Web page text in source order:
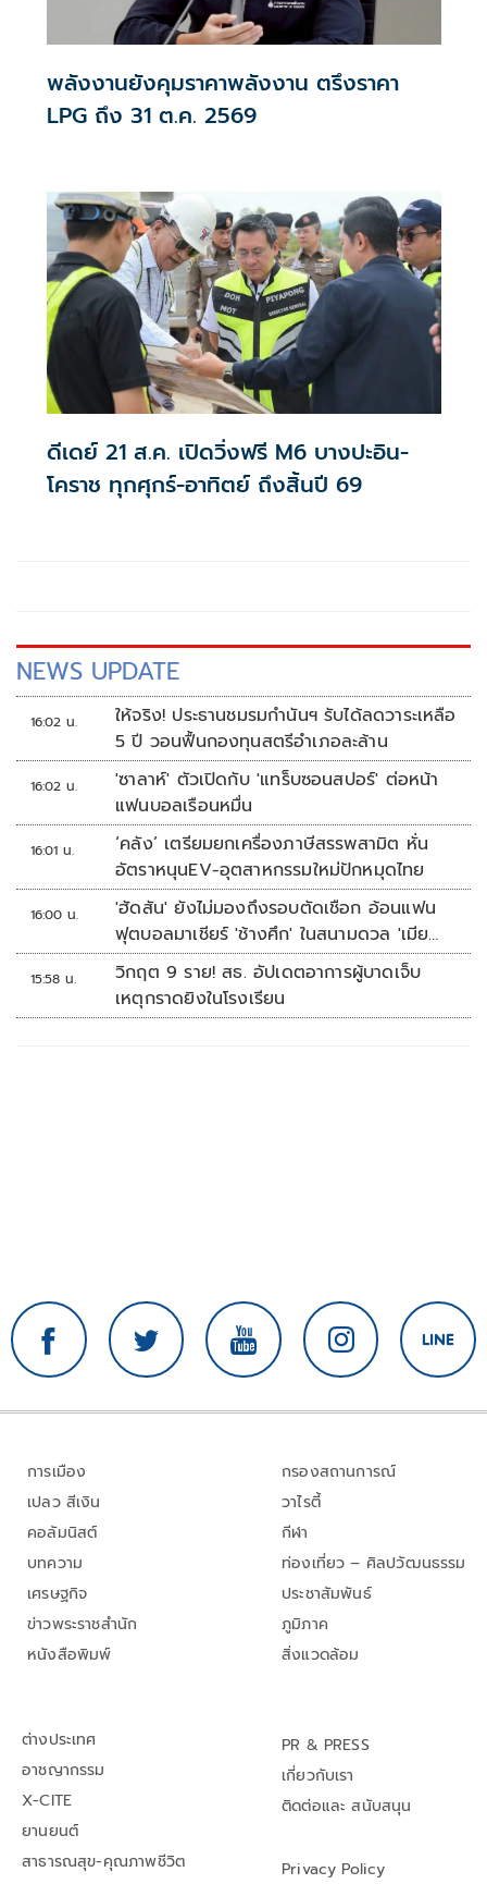
พลังงานยังคุมราคาพลังงาน ตรึงราคา
LPG ถึง 31 ต.ค. 2569
ดีเดย์ 21 ส.ค. เปิดวิ่งฟรี M6 บางปะอิน-
โคราช ทุกศุกร์-อาทิตย์ ถึงสิ้นปี 69
NEWS UPDATE
16:02 น.
ให้จริง! ประธานชมรมกำนันฯ รับได้ลดวาระเหลือ
5 ปี วอนฟื้นกองทุนสตรีอำเภอละล้าน
16:02 น.
'ซาลาห์' ตัวเปิดกับ 'แทร็บซอนสปอร์' ต่อหน้า
แฟนบอลเรือนหมื่น
16:01 น.
‘คลัง’ เตรียมยกเครื่องภาษีสรรพสามิต หั่น
อัตราหนุนEV-อุตสาหกรรมใหม่ปักหมุดไทย
16:00 น.
'ฮัดสัน' ยังไม่มองถึงรอบตัดเชือก อ้อนแฟน
ฟุตบอลมาเชียร์ 'ช้างศึก' ในสนามดวล 'เมีย
นมา'
15:58 น.
วิกฤต 9 ราย! สธ. อัปเดตอาการผู้บาดเจ็บ
เหตุกราดยิงในโรงเรียน
การเมือง
เปลว สีเงิน
คอลัมนิสต์
บทความ
เศรษฐกิจ
ข่าวพระราชสำนัก
หนังสือพิมพ์
กรองสถานการณ์
วาไรตี้
กีฬา
ท่องเที่ยว – ศิลปวัฒนธรรม
ประชาสัมพันธ์
ภูมิภาค
สิ่งแวดล้อม
ต่างประเทศ
อาชญากรรม
X-CITE
ยานยนต์
สาธารณสุข-คุณภาพชีวิต
PR & PRESS
เกี่ยวกับเรา
ติดต่อและ สนับสนุน
Privacy Policy